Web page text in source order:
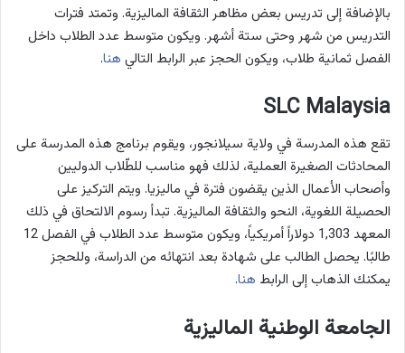
بالإضافة إلى تدريس بعض مظاهر الثقافة الماليزية. وتمتد فترات
التدريس من شهر وحتى ستة أشهر. ويكون متوسط عدد الطلاب داخل
الفصل ثمانية طلاب، ويكون الحجز عبر الرابط التالي هنا.
SLC Malaysia
تقع هذه المدرسة في ولاية سيلانجور، ويقوم برنامج هذه المدرسة على
المحادثات الصغيرة العملية، لذلك فهو مناسب للطّلاب الدوليين
وأصحاب الأعمال الذين يقضون فترة في ماليزيا. ويتم التركيز على
الحصيلة اللغوية، النحو والثقافة الماليزية. تبدأ رسوم الالتحاق في ذلك
المعهد 1,303 دولاراً أمريكياً، ويكون متوسط عدد الطلاب في الفصل 12
طالبًا. يحصل الطالب على شهادة بعد انتهائه من الدراسة، وللحجز
يمكنك الذهاب إلى الرابط هنا.
الجامعة الوطنية الماليزية